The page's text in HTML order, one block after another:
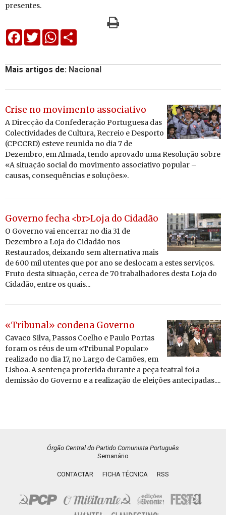
pre­sentes.
Facebook
Twitter WhatsApp
Mais artigos de: Nacional
Crise no movimento associativo
A Di­recção da Con­fe­de­ração Por­tu­guesa das
Co­lec­ti­vi­dades de Cul­tura, Re­creio e Des­porto
(CPCCRD) es­teve reu­nida no dia 7 de
De­zembro, em Al­mada, tendo apro­vado uma Re­so­lução sobre
«A si­tu­ação so­cial do mo­vi­mento as­so­ci­a­tivo po­pular –
causas, con­sequên­cias e so­lu­ções».
Governo fecha <br>Loja do Cidadão
O Governo vai encerrar no dia 31 de
Dezembro a Loja do Cidadão nos
Restaurados, deixando sem alternativa mais
de 600 mil utentes que por ano se deslocam a estes serviços.
Fruto desta situação, cerca de 70 trabalhadores desta Loja do
Cidadão, entre os quais...
«Tribunal» condena Governo
Cavaco Silva, Passos Coelho e Paulo Portas
foram os réus de um «Tribunal Popular»
realizado no dia 17, no Largo de Camões, em
Lisboa. A sentença proferida durante a peça teatral foi a
demissão do Governo e a realização de eleições antecipadas....
Órgão Central do Partido Comunista Português
Semanário
CONTACTAR FICHA TÉCNICA RSS